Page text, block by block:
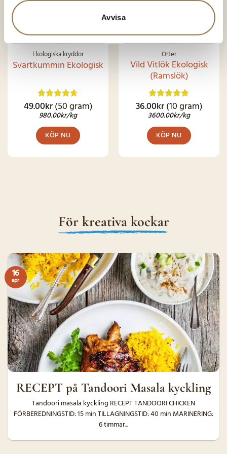
Avvisa
Ekologiska kryddor
Svartkummin Ekologisk
Betygsatt
4.62 av 5
49.00kr(50 gram)
980.00kr/kg
KÖP NU
Örter
Vild Vitlök Ekologisk
(Ramslök)
Betygsatt
4.92av 5
36.00kr(10 gram)
3600.00kr/kg
KÖP NU
För kreativa kockar
RECEPT på Tandoori Masala kyckling
Tandoori masala kyckling RECEPT TANDOORI CHICKEN
FÖRBEREDNINGSTID: 15 min TILLAGNINGSTID: 40 min MARINERING:
6 timmar...
16
apr